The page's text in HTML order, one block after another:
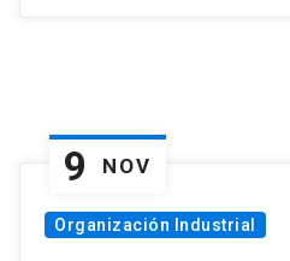
9 NOV
Organización Industrial